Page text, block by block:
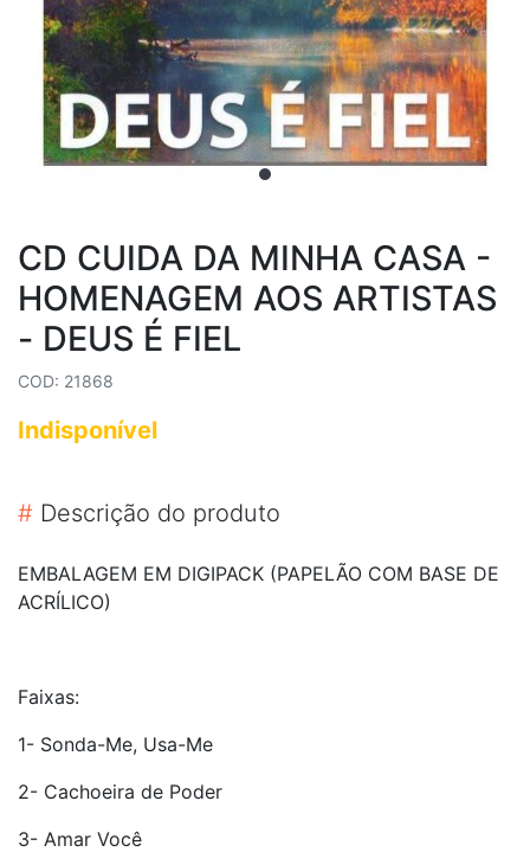
CD CUIDA DA MINHA CASA -
HOMENAGEM AOS ARTISTAS
- DEUS É FIEL
COD: 21868
Indisponível
# Descrição do produto
EMBALAGEM EM DIGIPACK (PAPELÃO COM BASE DE
ACRÍLICO)
Faixas:
1- Sonda-Me, Usa-Me
2- Cachoeira de Poder
3- Amar Você